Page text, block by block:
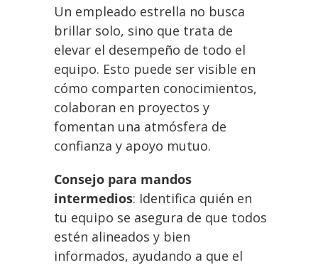
Un empleado estrella no busca
brillar solo, sino que trata de
elevar el desempeño de todo el
equipo. Esto puede ser visible en
cómo comparten conocimientos,
colaboran en proyectos y
fomentan una atmósfera de
confianza y apoyo mutuo.
Consejo para mandos
intermedios: Identifica quién en
tu equipo se asegura de que todos
estén alineados y bien
informados, ayudando a que el